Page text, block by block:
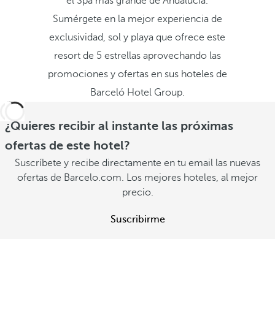
Sumérgete en la mejor experiencia de
exclusividad, sol y playa que ofrece este
resort de 5 estrellas aprovechando las
promociones y ofertas en sus hoteles de
Barceló Hotel Group.
¿Quieres recibir al instante las próximas
ofertas de este hotel?
Suscríbete y recibe directamente en tu email las nuevas
ofertas de Barcelo.com. Los mejores hoteles, al mejor
precio.
Suscribirme